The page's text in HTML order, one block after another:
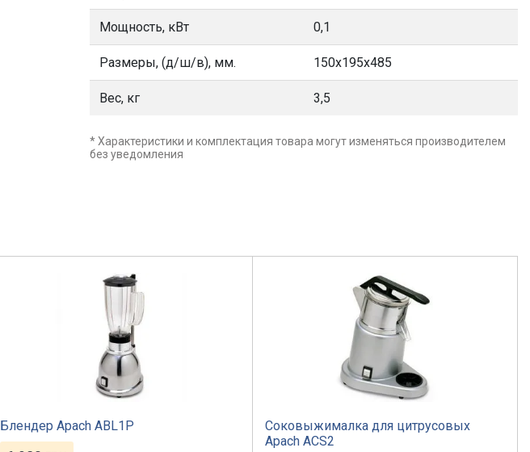
Мощность, кВт 0,1
Размеры, (д/ш/в), мм. 150х195х485
Вес, кг 3,5
* Характеристики и комплектация товара могут изменяться производителем
без уведомления
Блендер Apach ABL1P
Соковыжималка для цитрусовых
Apach ACS2